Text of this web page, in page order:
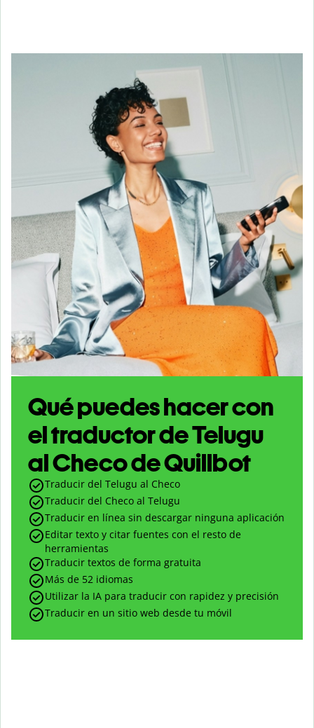
Qué puedes hacer con
el traductor de Telugu
al Checo de Quillbot
Traducir del Telugu al Checo
Traducir del Checo al Telugu
Traducir en línea sin descargar ninguna aplicación
Editar texto y citar fuentes con el resto de
herramientas
Traducir textos de forma gratuita
Más de 52 idiomas
Utilizar la IA para traducir con rapidez y precisión
Traducir en un sitio web desde tu móvil